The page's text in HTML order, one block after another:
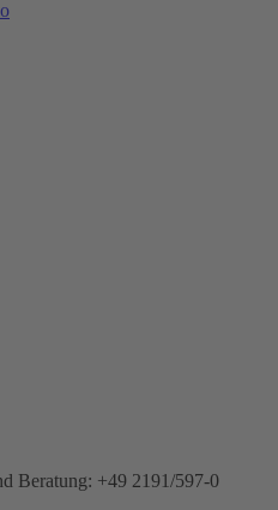
Beratung: +49 2191/597-0